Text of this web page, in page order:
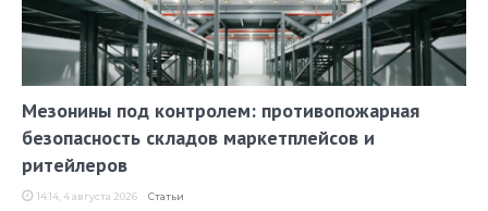
Мезонины под контролем: противопожарная
безопасность складов маркетплейсов и
ритейлеров
14:14, 4 августа 2026 Статьи